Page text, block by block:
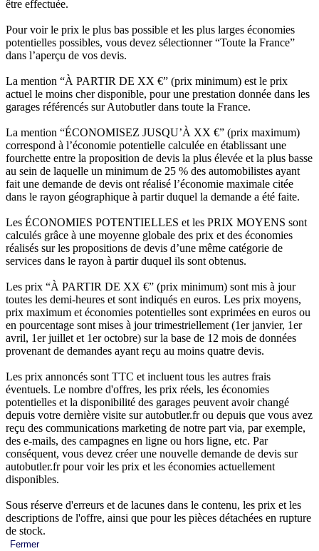
être effectuée.
Pour voir le prix le plus bas possible et les plus larges économies
potentielles possibles, vous devez sélectionner “Toute la France”
dans l’aperçu de vos devis.
La mention “À PARTIR DE XX €” (prix minimum) est le prix
actuel le moins cher disponible, pour une prestation donnée dans les
garages référencés sur Autobutler dans toute la France.
La mention “ÉCONOMISEZ JUSQU’À XX €” (prix maximum)
correspond à l’économie potentielle calculée en établissant une
fourchette entre la proposition de devis la plus élevée et la plus basse
au sein de laquelle un minimum de 25 % des automobilistes ayant
fait une demande de devis ont réalisé l’économie maximale citée
dans le rayon géographique à partir duquel la demande a été faite.
Les ÉCONOMIES POTENTIELLES et les PRIX MOYENS sont
calculés grâce à une moyenne globale des prix et des économies
réalisés sur les propositions de devis d’une même catégorie de
services dans le rayon à partir duquel ils sont obtenus.
Les prix “À PARTIR DE XX €” (prix minimum) sont mis à jour
toutes les demi-heures et sont indiqués en euros. Les prix moyens,
prix maximum et économies potentielles sont exprimées en euros ou
en pourcentage sont mises à jour trimestriellement (1er janvier, 1er
avril, 1er juillet et 1er octobre) sur la base de 12 mois de données
provenant de demandes ayant reçu au moins quatre devis.
Les prix annoncés sont TTC et incluent tous les autres frais
éventuels. Le nombre d'offres, les prix réels, les économies
potentielles et la disponibilité des garages peuvent avoir changé
depuis votre dernière visite sur autobutler.fr ou depuis que vous avez
reçu des communications marketing de notre part via, par exemple,
des e-mails, des campagnes en ligne ou hors ligne, etc. Par
conséquent, vous devez créer une nouvelle demande de devis sur
autobutler.fr pour voir les prix et les économies actuellement
disponibles.
Sous réserve d'erreurs et de lacunes dans le contenu, les prix et les
descriptions de l'offre, ainsi que pour les pièces détachées en rupture
de stock.
Fermer